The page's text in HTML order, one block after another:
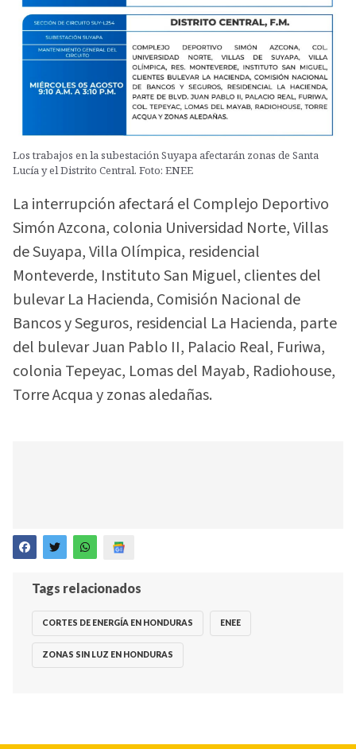
Los trabajos en la subestación Suyapa afectarán zonas de Santa
Lucía y el Distrito Central. Foto: ENEE
La interrupción afectará el Complejo Deportivo
Simón Azcona, colonia Universidad Norte, Villas
de Suyapa, Villa Olímpica, residencial
Monteverde, Instituto San Miguel, clientes del
bulevar La Hacienda, Comisión Nacional de
Bancos y Seguros, residencial La Hacienda, parte
del bulevar Juan Pablo II, Palacio Real, Furiwa,
colonia Tepeyac, Lomas del Mayab, Radiohouse,
Torre Acqua y zonas aledañas.
Tags relacionados
CORTES DE ENERGÍA EN HONDURAS ENEE
ZONAS SIN LUZ EN HONDURAS